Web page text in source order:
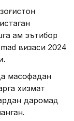
ҳам эътибор
визаси 2024
масофадан
хизмат
даромад